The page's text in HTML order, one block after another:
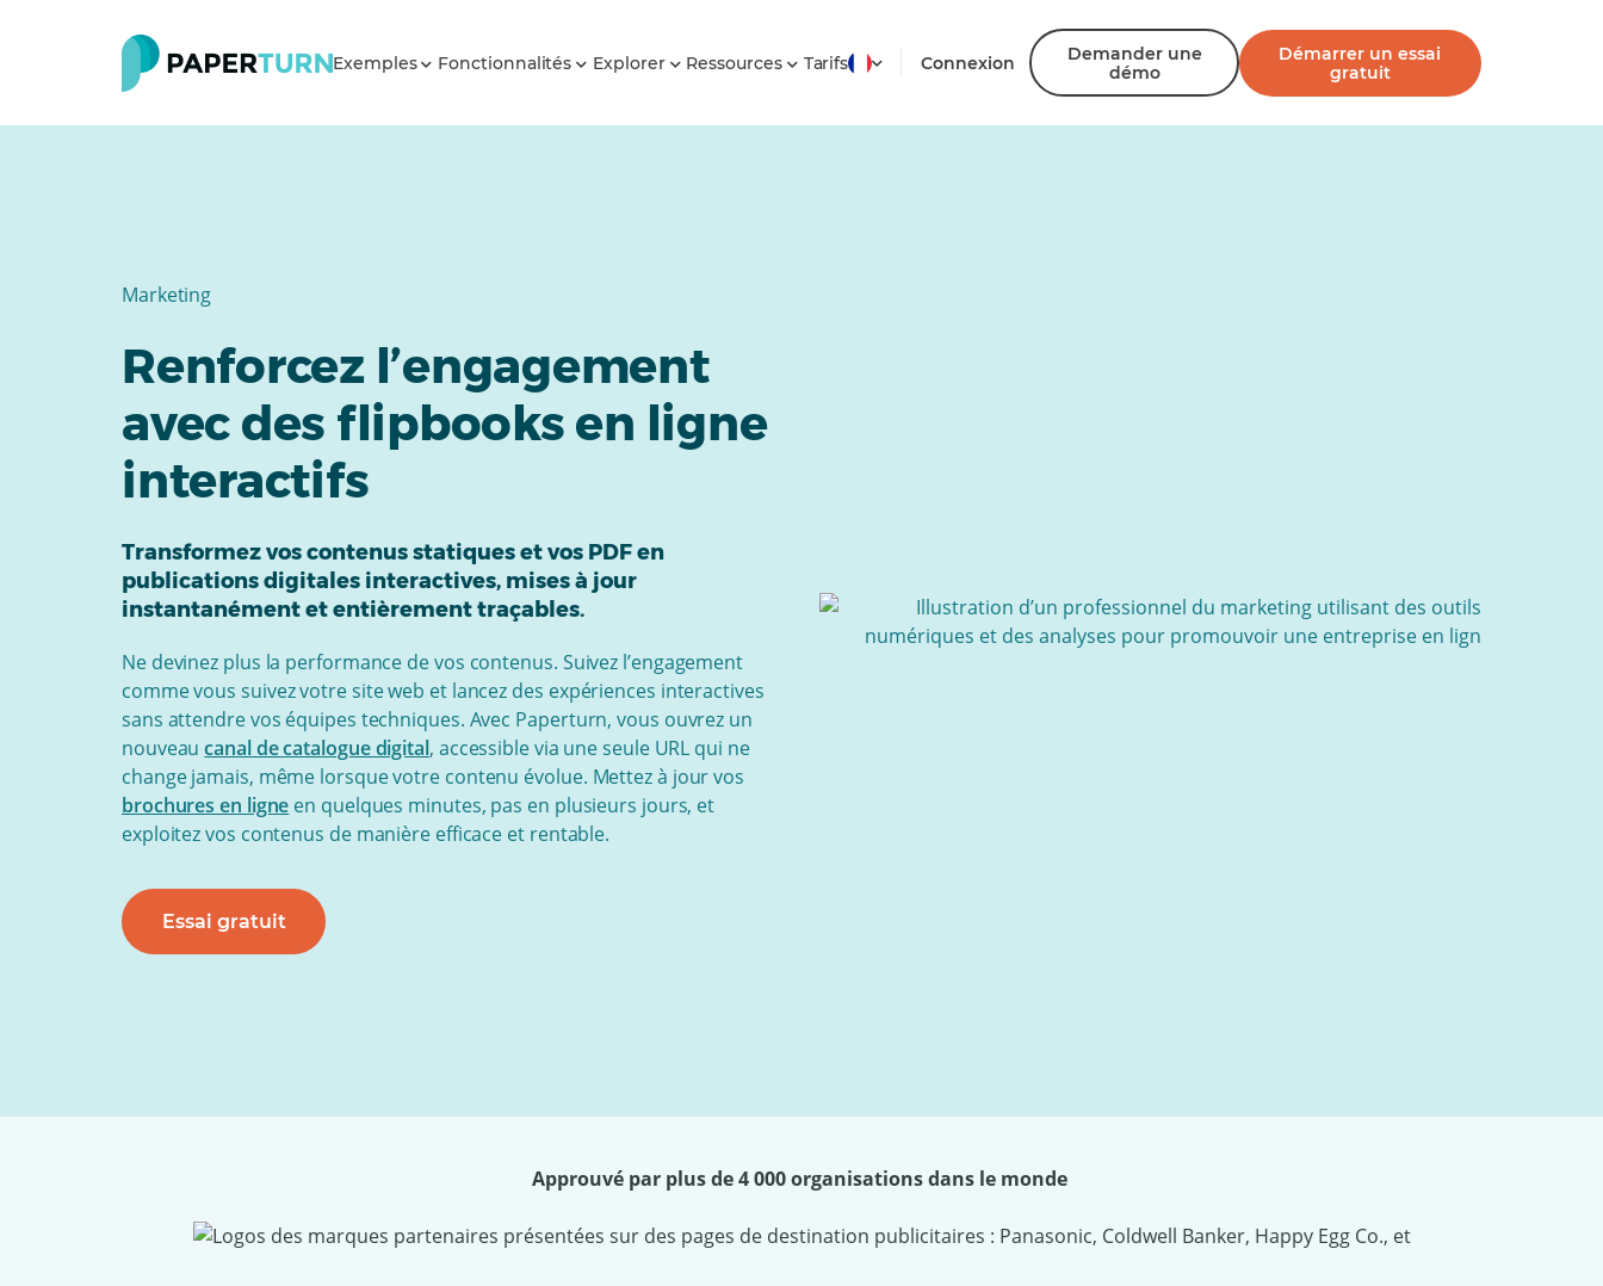
Exemples Fonctionnalités Explorer Ressources Tarifs Connexion
Demander une
démo
Démarrer un essai
gratuit
Marketing
Renforcez l’engagement
avec des flipbooks en ligne
interactifs
Transformez vos contenus statiques et vos PDF en
publications digitales interactives, mises à jour
instantanément et entièrement traçables.
Ne devinez plus la performance de vos contenus. Suivez l’engagement
comme vous suivez votre site web et lancez des expériences interactives
sans attendre vos équipes techniques. Avec Paperturn, vous ouvrez un
nouveaucanal de catalogue digital, accessible via une seule URL qui ne
change jamais, même lorsque votre contenu évolue. Mettez à jour vos
brochures en ligne en quelques minutes, pas en plusieurs jours, et
exploitez vos contenus de manière efficace et rentable.
Essai gratuit
Approuvé par plus de 4 000 organisations dans le monde